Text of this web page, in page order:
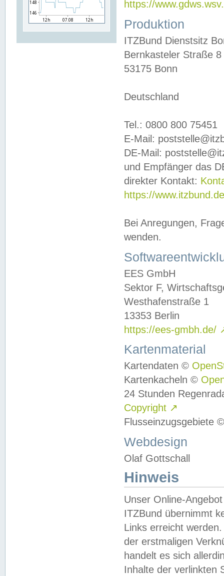
https://
Produktion
ITZBund Dienstsitz
Bernkasteler Straße 8
53175 Bonn
Deutschland
Tel.: 0800 800 75451
E-Mail:
DE-Mail:
und Empfänger das
direkter Kontakt:
https://
Bei Anregungen,
wenden.
EES GmbH
Sektor F,
Westhafenstraße 1
13353 Berlin
https://ees-gmbh.de/
Kartenmaterial
Kartendaten ©
Kartenkacheln ©
24 Stunden
Copyright ↗
Flusseinzugsgebiete
Webdesign
Olaf Gottschall
Hinweis
Unser Online-
ITZBund übernimmt
Links erreicht
der erstmaligen
handelt es sich
Inhalte der verlinkten